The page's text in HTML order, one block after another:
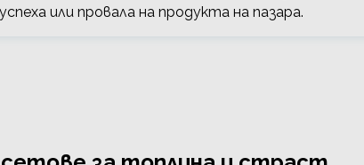
или провала на продукта на пазара.